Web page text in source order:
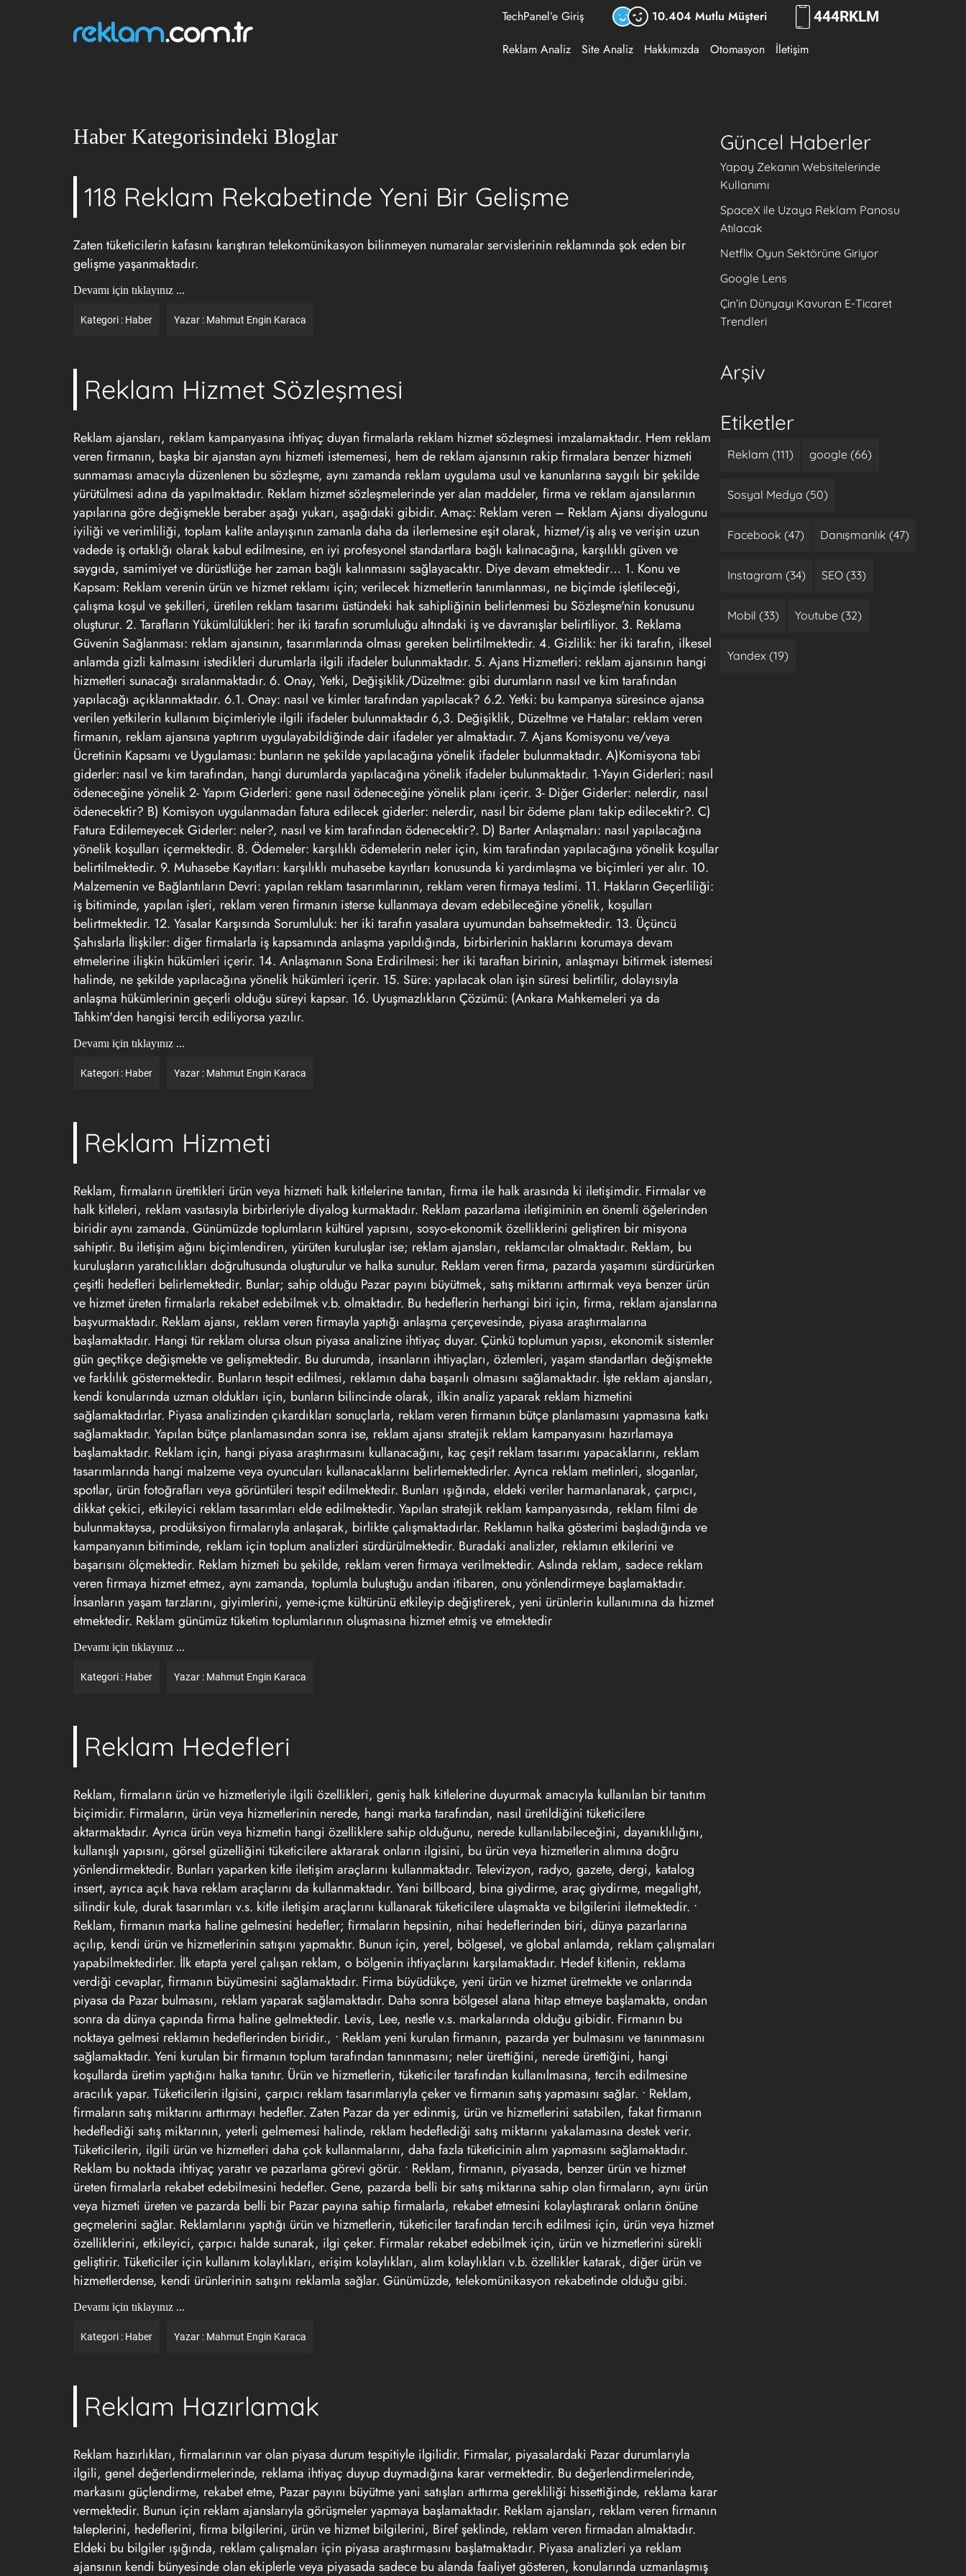
TechPanel’e Giriş 10.404 Mutlu Müşteri 444RKLM
Reklam Analiz Site Analiz Hakkımızda Otomasyon İletişim
Haber Kategorisindeki Bloglar
118 Reklam Rekabetinde Yeni Bir Gelişme
Zaten tüketicilerin kafasını karıştıran telekomünikasyon bilinmeyen numaralar servislerinin reklamında şok eden bir
gelişme yaşanmaktadır.
Devamı için tıklayınız ...
Kategori : Haber Yazar : Mahmut Engin Karaca
Reklam Hizmet Sözleşmesi
Reklam ajansları, reklam kampanyasına ihtiyaç duyan firmalarla reklam hizmet sözleşmesi imzalamaktadır. Hem reklam
veren firmanın, başka bir ajanstan aynı hizmeti istememesi, hem de reklam ajansının rakip firmalara benzer hizmeti
sunmaması amacıyla düzenlenen bu sözleşme, aynı zamanda reklam uygulama usul ve kanunlarına saygılı bir şekilde
yürütülmesi adına da yapılmaktadır. Reklam hizmet sözleşmelerinde yer alan maddeler, firma ve reklam ajansılarının
yapılarına göre değişmekle beraber aşağı yukarı, aşağıdaki gibidir. Amaç: Reklam veren – Reklam Ajansı diyalogunu
iyiliği ve verimliliği, toplam kalite anlayışının zamanla daha da ilerlemesine eşit olarak, hizmet/iş alış ve verişin uzun
vadede iş ortaklığı olarak kabul edilmesine, en iyi profesyonel standartlara bağlı kalınacağına, karşılıklı güven ve
saygıda, samimiyet ve dürüstlüğe her zaman bağlı kalınmasını sağlayacaktır. Diye devam etmektedir… 1. Konu ve
Kapsam: Reklam verenin ürün ve hizmet reklamı için; verilecek hizmetlerin tanımlanması, ne biçimde işletileceği,
çalışma koşul ve şekilleri, üretilen reklam tasarımı üstündeki hak sahipliğinin belirlenmesi bu Sözleşme'nin konusunu
oluşturur. 2. Tarafların Yükümlülükleri: her iki tarafın sorumluluğu altındaki iş ve davranışlar belirtiliyor. 3. Reklama
Güvenin Sağlanması: reklam ajansının, tasarımlarında olması gereken belirtilmektedir. 4. Gizlilik: her iki tarafın, ilkesel
anlamda gizli kalmasını istedikleri durumlarla ilgili ifadeler bulunmaktadır. 5. Ajans Hizmetleri: reklam ajansının hangi
hizmetleri sunacağı sıralanmaktadır. 6. Onay, Yetki, Değişiklik/Düzeltme: gibi durumların nasıl ve kim tarafından
yapılacağı açıklanmaktadır. 6.1. Onay: nasıl ve kimler tarafından yapılacak? 6.2. Yetki: bu kampanya süresince ajansa
verilen yetkilerin kullanım biçimleriyle ilgili ifadeler bulunmaktadır 6,3. Değişiklik, Düzeltme ve Hatalar: reklam veren
firmanın, reklam ajansına yaptırım uygulayabildiğinde dair ifadeler yer almaktadır. 7. Ajans Komisyonu ve/veya
Ücretinin Kapsamı ve Uygulaması: bunların ne şekilde yapılacağına yönelik ifadeler bulunmaktadır. A)Komisyona tabi
giderler: nasıl ve kim tarafından, hangi durumlarda yapılacağına yönelik ifadeler bulunmaktadır. 1-Yayın Giderleri: nasıl
ödeneceğine yönelik 2- Yapım Giderleri: gene nasıl ödeneceğine yönelik planı içerir. 3- Diğer Giderler: nelerdir, nasıl
ödenecektir? B) Komisyon uygulanmadan fatura edilecek giderler: nelerdir, nasıl bir ödeme planı takip edilecektir?. C)
Fatura Edilemeyecek Giderler: neler?, nasıl ve kim tarafından ödenecektir?. D) Barter Anlaşmaları: nasıl yapılacağına
yönelik koşulları içermektedir. 8. Ödemeler: karşılıklı ödemelerin neler için, kim tarafından yapılacağına yönelik koşullar
belirtilmektedir. 9. Muhasebe Kayıtları: karşılıklı muhasebe kayıtları konusunda ki yardımlaşma ve biçimleri yer alır. 10.
Malzemenin ve Bağlantıların Devri: yapılan reklam tasarımlarının, reklam veren firmaya teslimi. 11. Hakların Geçerliliği:
iş bitiminde, yapılan işleri, reklam veren firmanın isterse kullanmaya devam edebileceğine yönelik, koşulları
belirtmektedir. 12. Yasalar Karşısında Sorumluluk: her iki tarafın yasalara uyumundan bahsetmektedir. 13. Üçüncü
Şahıslarla İlişkiler: diğer firmalarla iş kapsamında anlaşma yapıldığında, birbirlerinin haklarını korumaya devam
etmelerine ilişkin hükümleri içerir. 14. Anlaşmanın Sona Erdirilmesi: her iki taraftan birinin, anlaşmayı bitirmek istemesi
halinde, ne şekilde yapılacağına yönelik hükümleri içerir. 15. Süre: yapılacak olan işin süresi belirtilir, dolayısıyla
anlaşma hükümlerinin geçerli olduğu süreyi kapsar. 16. Uyuşmazlıkların Çözümü: (Ankara Mahkemeleri ya da
Tahkim'den hangisi tercih ediliyorsa yazılır.
Devamı için tıklayınız ...
Kategori : Haber Yazar : Mahmut Engin Karaca
Reklam Hizmeti
Reklam, firmaların ürettikleri ürün veya hizmeti halk kitlelerine tanıtan, firma ile halk arasında ki iletişimdir. Firmalar ve
halk kitleleri, reklam vasıtasıyla birbirleriyle diyalog kurmaktadır. Reklam pazarlama iletişiminin en önemli öğelerinden
biridir aynı zamanda. Günümüzde toplumların kültürel yapısını, sosyo-ekonomik özelliklerini geliştiren bir misyona
sahiptir. Bu iletişim ağını biçimlendiren, yürüten kuruluşlar ise; reklam ajansları, reklamcılar olmaktadır. Reklam, bu
kuruluşların yaratıcılıkları doğrultusunda oluşturulur ve halka sunulur. Reklam veren firma, pazarda yaşamını sürdürürken
çeşitli hedefleri belirlemektedir. Bunlar; sahip olduğu Pazar payını büyütmek, satış miktarını arttırmak veya benzer ürün
ve hizmet üreten firmalarla rekabet edebilmek v.b. olmaktadır. Bu hedeflerin herhangi biri için, firma, reklam ajanslarına
başvurmaktadır. Reklam ajansı, reklam veren firmayla yaptığı anlaşma çerçevesinde, piyasa araştırmalarına
başlamaktadır. Hangi tür reklam olursa olsun piyasa analizine ihtiyaç duyar. Çünkü toplumun yapısı, ekonomik sistemler
gün geçtikçe değişmekte ve gelişmektedir. Bu durumda, insanların ihtiyaçları, özlemleri, yaşam standartları değişmekte
ve farklılık göstermektedir. Bunların tespit edilmesi, reklamın daha başarılı olmasını sağlamaktadır. İşte reklam ajansları,
kendi konularında uzman oldukları için, bunların bilincinde olarak, ilkin analiz yaparak reklam hizmetini
sağlamaktadırlar. Piyasa analizinden çıkardıkları sonuçlarla, reklam veren firmanın bütçe planlamasını yapmasına katkı
sağlamaktadır. Yapılan bütçe planlamasından sonra ise, reklam ajansı stratejik reklam kampanyasını hazırlamaya
başlamaktadır. Reklam için, hangi piyasa araştırmasını kullanacağını, kaç çeşit reklam tasarımı yapacaklarını, reklam
tasarımlarında hangi malzeme veya oyuncuları kullanacaklarını belirlemektedirler. Ayrıca reklam metinleri, sloganlar,
spotlar, ürün fotoğrafları veya görüntüleri tespit edilmektedir. Bunları ışığında, eldeki veriler harmanlanarak, çarpıcı,
dikkat çekici, etkileyici reklam tasarımları elde edilmektedir. Yapılan stratejik reklam kampanyasında, reklam filmi de
bulunmaktaysa, prodüksiyon firmalarıyla anlaşarak, birlikte çalışmaktadırlar. Reklamın halka gösterimi başladığında ve
kampanyanın bitiminde, reklam için toplum analizleri sürdürülmektedir. Buradaki analizler, reklamın etkilerini ve
başarısını ölçmektedir. Reklam hizmeti bu şekilde, reklam veren firmaya verilmektedir. Aslında reklam, sadece reklam
veren firmaya hizmet etmez, aynı zamanda, toplumla buluştuğu andan itibaren, onu yönlendirmeye başlamaktadır.
İnsanların yaşam tarzlarını, giyimlerini, yeme-içme kültürünü etkileyip değiştirerek, yeni ürünlerin kullanımına da hizmet
etmektedir. Reklam günümüz tüketim toplumlarının oluşmasına hizmet etmiş ve etmektedir
Devamı için tıklayınız ...
Kategori : Haber Yazar : Mahmut Engin Karaca
Reklam Hedefleri
Reklam, firmaların ürün ve hizmetleriyle ilgili özellikleri, geniş halk kitlelerine duyurmak amacıyla kullanılan bir tanıtım
biçimidir. Firmaların, ürün veya hizmetlerinin nerede, hangi marka tarafından, nasıl üretildiğini tüketicilere
aktarmaktadır. Ayrıca ürün veya hizmetin hangi özelliklere sahip olduğunu, nerede kullanılabileceğini, dayanıklılığını,
kullanışlı yapısını, görsel güzelliğini tüketicilere aktararak onların ilgisini, bu ürün veya hizmetlerin alımına doğru
yönlendirmektedir. Bunları yaparken kitle iletişim araçlarını kullanmaktadır. Televizyon, radyo, gazete, dergi, katalog
insert, ayrıca açık hava reklam araçlarını da kullanmaktadır. Yani billboard, bina giydirme, araç giydirme, megalight,
silindir kule, durak tasarımları v.s. kitle iletişim araçlarını kullanarak tüketicilere ulaşmakta ve bilgilerini iletmektedir. •
Reklam, firmanın marka haline gelmesini hedefler; firmaların hepsinin, nihai hedeflerinden biri, dünya pazarlarına
açılıp, kendi ürün ve hizmetlerinin satışını yapmaktır. Bunun için, yerel, bölgesel, ve global anlamda, reklam çalışmaları
yapabilmektedirler. İlk etapta yerel çalışan reklam, o bölgenin ihtiyaçlarını karşılamaktadır. Hedef kitlenin, reklama
verdiği cevaplar, firmanın büyümesini sağlamaktadır. Firma büyüdükçe, yeni ürün ve hizmet üretmekte ve onlarında
piyasa da Pazar bulmasını, reklam yaparak sağlamaktadır. Daha sonra bölgesel alana hitap etmeye başlamakta, ondan
sonra da dünya çapında firma haline gelmektedir. Levis, Lee, nestle v.s. markalarında olduğu gibidir. Firmanın bu
noktaya gelmesi reklamın hedeflerinden biridir., • Reklam yeni kurulan firmanın, pazarda yer bulmasını ve tanınmasını
sağlamaktadır. Yeni kurulan bir firmanın toplum tarafından tanınmasını; neler ürettiğini, nerede ürettiğini, hangi
koşullarda üretim yaptığını halka tanıtır. Ürün ve hizmetlerin, tüketiciler tarafından kullanılmasına, tercih edilmesine
aracılık yapar. Tüketicilerin ilgisini, çarpıcı reklam tasarımlarıyla çeker ve firmanın satış yapmasını sağlar. • Reklam,
firmaların satış miktarını arttırmayı hedefler. Zaten Pazar da yer edinmiş, ürün ve hizmetlerini satabilen, fakat firmanın
hedeflediği satış miktarının, yeterli gelmemesi halinde, reklam hedeflediği satış miktarını yakalamasına destek verir.
Tüketicilerin, ilgili ürün ve hizmetleri daha çok kullanmalarını, daha fazla tüketicinin alım yapmasını sağlamaktadır.
Reklam bu noktada ihtiyaç yaratır ve pazarlama görevi görür. • Reklam, firmanın, piyasada, benzer ürün ve hizmet
üreten firmalarla rekabet edebilmesini hedefler. Gene, pazarda belli bir satış miktarına sahip olan firmaların, aynı ürün
veya hizmeti üreten ve pazarda belli bir Pazar payına sahip firmalarla, rekabet etmesini kolaylaştırarak onların önüne
geçmelerini sağlar. Reklamlarını yaptığı ürün ve hizmetlerin, tüketiciler tarafından tercih edilmesi için, ürün veya hizmet
özelliklerini, etkileyici, çarpıcı halde sunarak, ilgi çeker. Firmalar rekabet edebilmek için, ürün ve hizmetlerini sürekli
geliştirir. Tüketiciler için kullanım kolaylıkları, erişim kolaylıkları, alım kolaylıkları v.b. özellikler katarak, diğer ürün ve
hizmetlerdense, kendi ürünlerinin satışını reklamla sağlar. Günümüzde, telekomünikasyon rekabetinde olduğu gibi.
Devamı için tıklayınız ...
Kategori : Haber Yazar : Mahmut Engin Karaca
Reklam Hazırlamak
Reklam hazırlıkları, firmalarının var olan piyasa durum tespitiyle ilgilidir. Firmalar, piyasalardaki Pazar durumlarıyla
ilgili, genel değerlendirmelerinde, reklama ihtiyaç duyup duymadığına karar vermektedir. Bu değerlendirmelerinde,
markasını güçlendirme, rekabet etme, Pazar payını büyütme yani satışları arttırma gerekliliği hissettiğinde, reklama karar
vermektedir. Bunun için reklam ajanslarıyla görüşmeler yapmaya başlamaktadır. Reklam ajansları, reklam veren firmanın
taleplerini, hedeflerini, firma bilgilerini, ürün ve hizmet bilgilerini, Biref şeklinde, reklam veren firmadan almaktadır.
Eldeki bu bilgiler ışığında, reklam çalışmaları için piyasa araştırmasını başlatmaktadır. Piyasa analizleri ya reklam
ajansının kendi bünyesinde olan ekiplerle veya piyasada sadece bu alanda faaliyet gösteren, konularında uzmanlaşmış
Güncel Haberler
Yapay Zekanın Websitelerinde
Kullanımı
SpaceX ile Uzaya Reklam Panosu
Atılacak
Netflix Oyun Sektörüne Giriyor
Google Lens
Çin’in Dünyayı Kavuran E-Ticaret
Trendleri
Arşiv
Etiketler
Reklam (111) google (66)
Sosyal Medya (50)
Facebook (47) Danışmanlık (47)
Instagram (34) SEO (33)
Mobil (33) Youtube (32)
Yandex (19)